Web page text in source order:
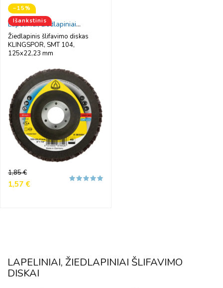
−15%
Išankstinis
Lapeliniai, žiedlapiniai
šlifavimo diskai
Žiedlapinis šlifavimo diskas
KLINGSPOR, SMT 104,
125x22,23 mm
Reguliari
kaina
1,85 €
Kaina
1,57 €
LAPELINIAI, ŽIEDLAPINIAI ŠLIFAVIMO
DISKAI